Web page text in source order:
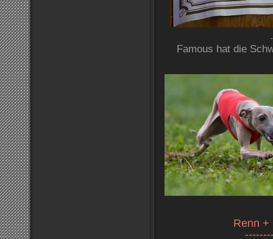
Famous hat die
Renn +